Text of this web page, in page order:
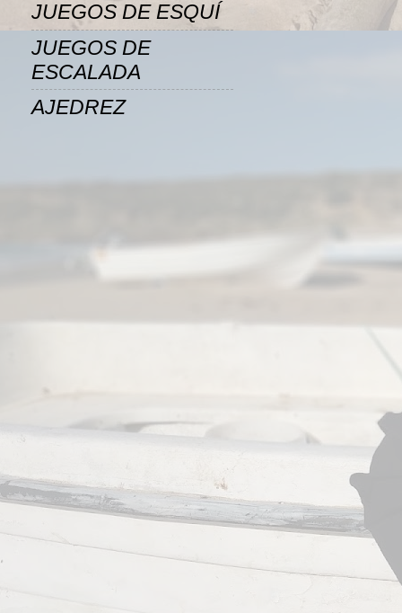
JUEGOS DE ESQUÍ
JUEGOS DE
ESCALADA
AJEDREZ